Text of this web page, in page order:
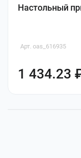
Настольный
Арт. oas_616935
1 434.23